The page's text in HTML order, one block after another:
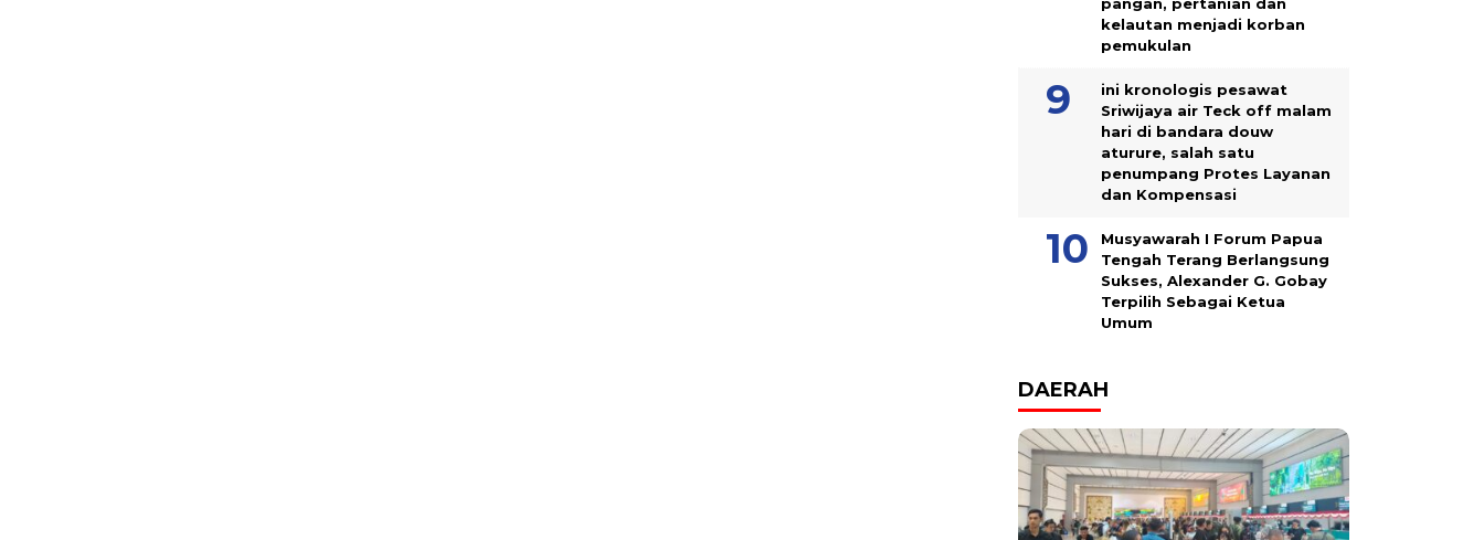
kelautan menjadi korban
pemukulan
ini kronologis pesawat
Sriwijaya air Teck off malam
hari di bandara douw
aturure, salah satu
penumpang Protes Layanan
dan Kompensasi
Musyawarah I Forum Papua
Tengah Terang Berlangsung
Sukses, Alexander G. Gobay
Terpilih Sebagai Ketua
Umum
DAERAH